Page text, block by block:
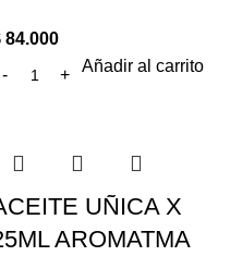
84.000
Añadir al carrito
UÑICA X
AROMATMA